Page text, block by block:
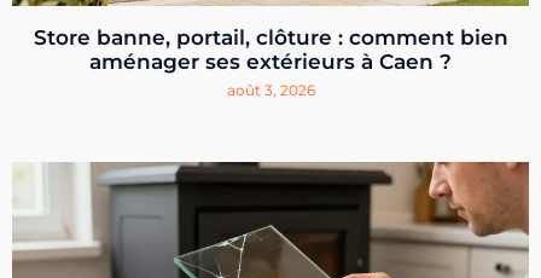
Store banne, portail, clôture : comment bien
aménager ses extérieurs à Caen ?
août 3, 2026